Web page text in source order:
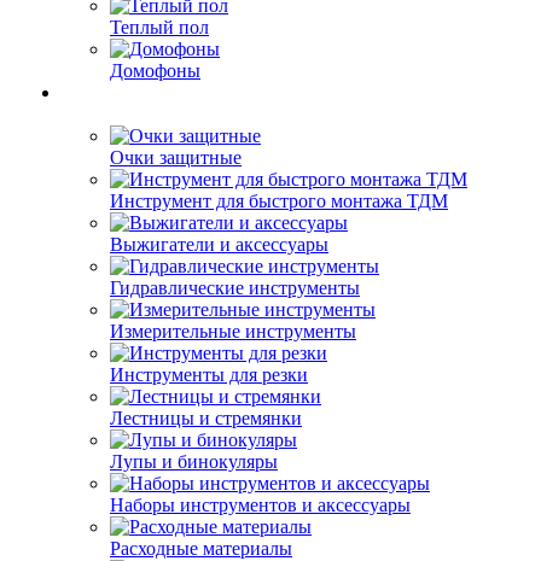
Теплый пол
Домофоны
Очки защитные
Инструмент для быстрого монтажа ТДМ
Выжигатели и аксессуары
Гидравлические инструменты
Измерительные инструменты
Инструменты для резки
Лестницы и стремянки
Лупы и бинокуляры
Наборы инструментов и аксессуары
Расходные материалы